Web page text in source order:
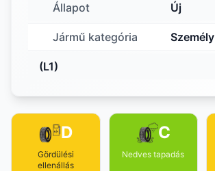
Állapot Új
Jármű kategória Személy
(L1)
D
Gördülési
ellenállás
C
Nedves tapadás